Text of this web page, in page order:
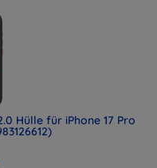
Hülle für iPhone 17 Pro